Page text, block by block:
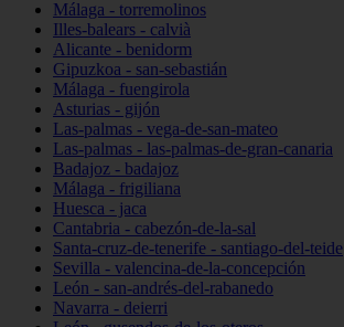
Málaga - torremolinos
Illes-balears - calvià
Alicante - benidorm
Gipuzkoa - san-sebastián
Málaga - fuengirola
Asturias - gijón
Las-palmas - vega-de-san-mateo
Las-palmas - las-palmas-de-gran-canaria
Badajoz - badajoz
Málaga - frigiliana
Huesca - jaca
Cantabria - cabezón-de-la-sal
Santa-cruz-de-tenerife - santiago-del-teide
Sevilla - valencina-de-la-concepción
León - san-andrés-del-rabanedo
Navarra - deierri